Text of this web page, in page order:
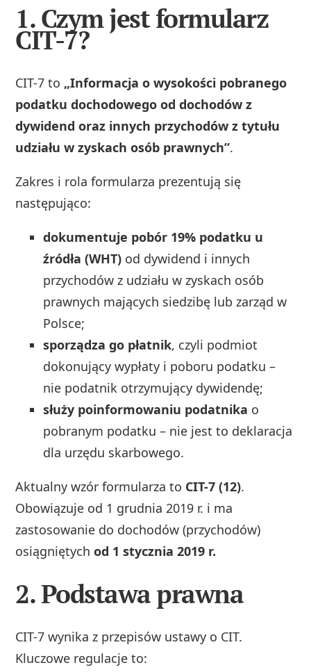
1. Czym jest formularz
CIT-7?
CIT-7 to „Informacja o wysokości pobranego
podatku dochodowego od dochodów z
dywidend oraz innych przychodów z tytułu
udziału w zyskach osób prawnych”.
Zakres i rola formularza prezentują się
następująco:
dokumentuje pobór 19% podatku u
źródła (WHT) od dywidend i innych
przychodów z udziału w zyskach osób
prawnych mających siedzibę lub zarząd w
Polsce;
sporządza go płatnik, czyli podmiot
dokonujący wypłaty i poboru podatku –
nie podatnik otrzymujący dywidendę;
służy poinformowaniu podatnika o
pobranym podatku – nie jest to deklaracja
dla urzędu skarbowego.
Aktualny wzór formularza to CIT-7 (12).
Obowiązuje od 1 grudnia 2019 r. i ma
zastosowanie do dochodów (przychodów)
osiągniętychod 1 stycznia 2019 r.
2. Podstawa prawna
CIT-7 wynika z przepisów ustawy o CIT.
Kluczowe regulacje to: